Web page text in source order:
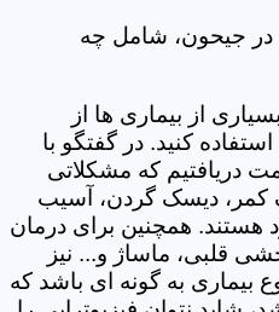
در جیحون، شامل چه
از بیماری ها از
کنید. در گفتگو با
دریافتیم که مشکلاتی
کمر، دیسک گردن، آسیب
هستند. همچنین برای درمان
قلبی، ماساژ و... نیز
بیماری به گونه ای باشد که